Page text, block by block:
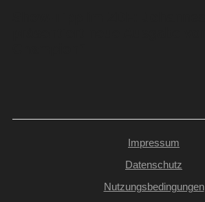
Impressum
Datenschutz
Nutzungsbedingungen